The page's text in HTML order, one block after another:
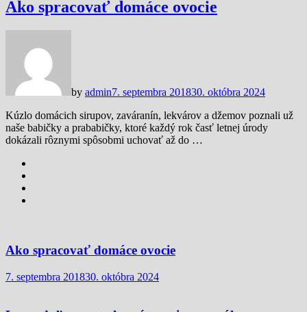
Ako spracovať domáce ovocie
by admin7. septembra 201830. októbra 2024
Kúzlo domácich sirupov, zaváranín, lekvárov a džemov poznali už
naše babičky a prababičky, ktoré každý rok časť letnej úrody
dokázali rôznymi spôsobmi uchovať až do …
Ako spracovať domáce ovocie
7. septembra 201830. októbra 2024